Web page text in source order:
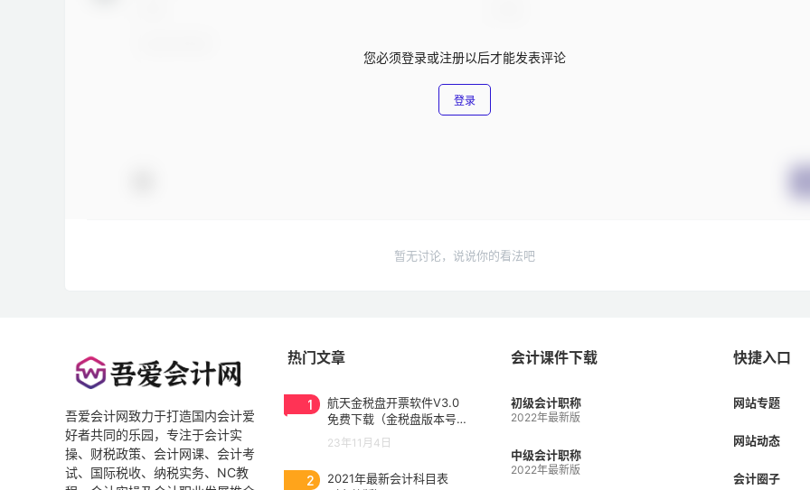
您必须登录或注册以后才能发表评论
登录
暂无讨论，说说你的看法吧
吾爱会计网致力于打造国内会计爱
好者共同的乐园，专注于会计实
操、财税政策、会计网课、会计考
试、国际税收、纳税实务、NC教
热门文章
1
航天金税盘开票软件V3.0
免费下载（金税盘版本号V
3.0.20230531）
23年11月4日
2
2021年最新会计科目表
会计课件下载
初级会计职称
2022年最新版
中级会计职称
2022年最新版
快捷入口
网站专题
网站动态
会计圈子